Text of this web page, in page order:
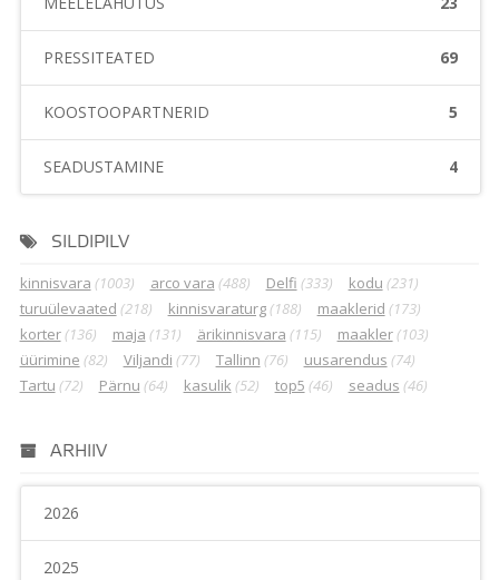
PRESSITEATED 69
KOOSTÖÖPARTNERID 5
SEADUSTAMINE 4
SILDIPILV
kinnisvara (1003) arco vara (488) Delfi (333) kodu (231)
turuülevaated (218) kinnisvaraturg(188) maaklerid (173)
korter(136) maja (131) ärikinnisvara (115) maakler(103)
üürimine (82) Viljandi (77) Tallinn (76) uusarendus (74)
Tartu (72) Pärnu (64) kasulik (52) top5 (46) seadus (46)
ARHIIV
2026
2025